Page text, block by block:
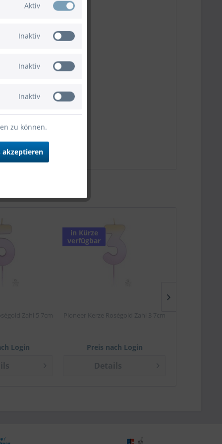
Zahl 5 7cm
Login
in Kürze
verfügbar
Pioneer Kerze Roségold Zahl 3 7cm
Preis nach Login
Aktiv
Inaktiv
Inaktiv
Inaktiv
zu können.
akzeptieren